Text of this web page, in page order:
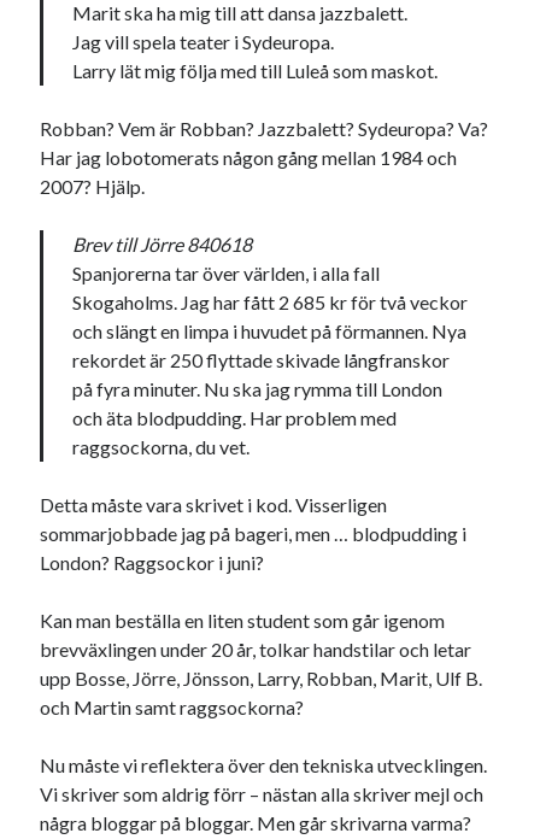
En amerikansk språkpolis
Fula biblioteksböcker
Bokstävlar & AI – mitt levebröd. Gå en kurs!
Godisbrödet från himlen
Köttfärslimpan på allas läppar
Länkskolan
Lotten som Sommarpratare (i fantasin alltså: grupp på FB)
Vad ska du laga för mat idag? (Recept!)
Meta
Flöde för kommentarer
WordPress.org
Marit ska ha mig till att dansa jazzbalett.
Jag vill spela teater i Sydeuropa.
Larry lät mig följa med till Luleå som maskot.
Robban? Vem är Robban? Jazzbalett? Sydeuropa? Va?
Har jag lobotomerats någon gång mellan 1984 och
2007? Hjälp.
Brev till Jörre 840618
Spanjorerna tar över världen, i alla fall
Skogaholms. Jag har fått 2 685 kr för två veckor
och slängt en limpa i huvudet på förmannen. Nya
rekordet är 250 flyttade skivade långfranskor
på fyra minuter. Nu ska jag rymma till London
och äta blodpudding. Har problem med
raggsockorna, du vet.
Detta måste vara skrivet i kod. Visserligen
sommarjobbade jag på bageri, men … blodpudding i
London? Raggsockor i juni?
Kan man beställa en liten student som går igenom
brevväxlingen under 20 år, tolkar handstilar och letar
upp Bosse, Jörre, Jönsson, Larry, Robban, Marit, Ulf B.
och Martin samt raggsockorna?
Nu måste vi reflektera över den tekniska utvecklingen.
Vi skriver som aldrig förr – nästan alla skriver mejl och
några bloggar på bloggar. Men går skrivarna varma?